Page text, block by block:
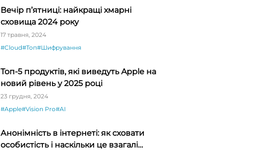
Вечір п’ятниці: найкращі хмарні
сховища 2024 року
17 травня, 2024
#Cloud#Топ#Шифрування
Топ-5 продуктів, які виведуть Apple на
новий рівень у 2025 році
23 грудня, 2024
#Apple#Vision Pro#AI
Анонімність в інтернеті: як сховати
особистість і наскільки це взагалі